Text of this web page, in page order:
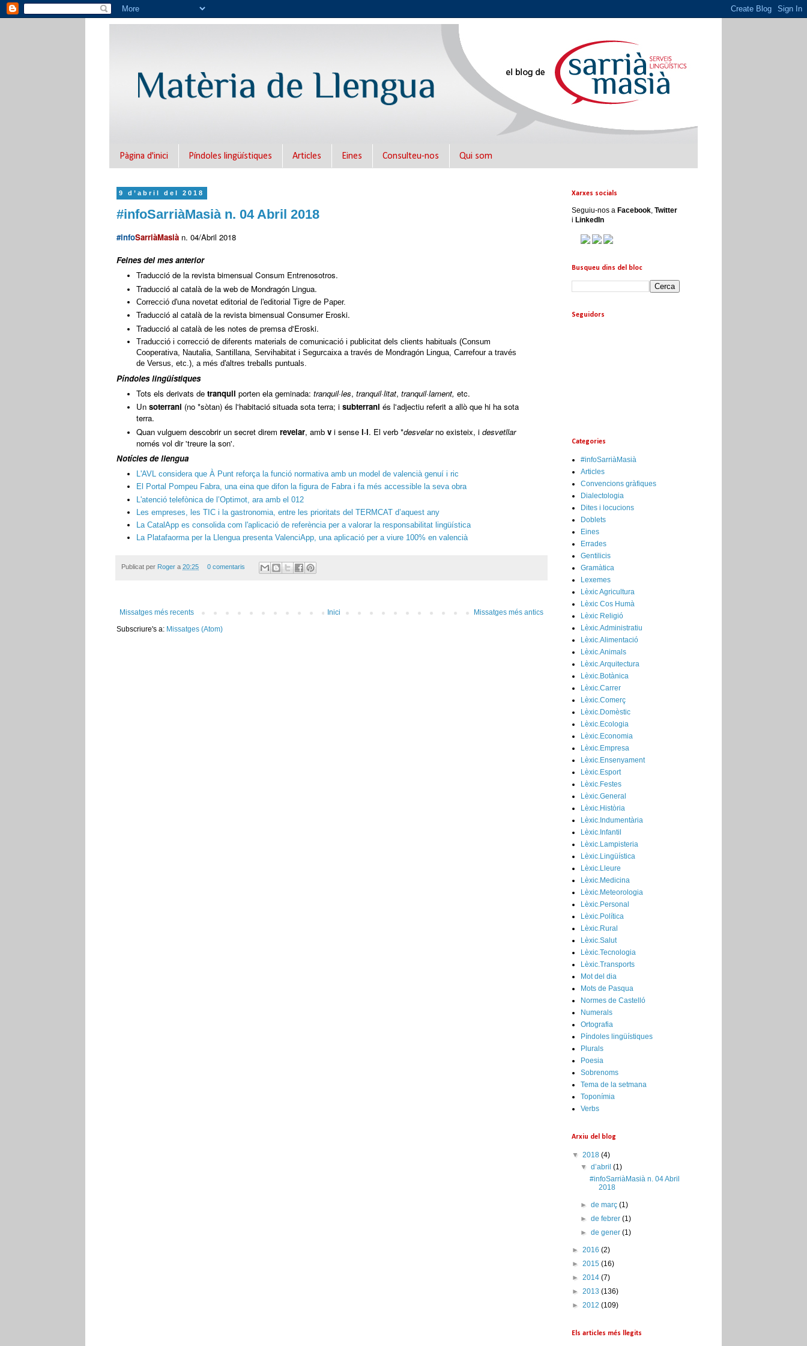
Pàgina d'inici Píndoles lingüístiques Articles Eines Consulteu-nos Qui som
9 d’abril del 2018
#infoSarriàMasià n. 04 Abril 2018
#infoSarriàMasià n. 04/Abril 2018
Feines del mes anterior
Traducció de la revista bimensual Consum Entrenosotros.
Traducció al català de la web de Mondragón Lingua.
Correcció d'una novetat editorial de l'editorial Tigre de Paper.
Traducció al català de la revista bimensual Consumer Eroski.
Traducció al català de les notes de premsa d'Eroski.
Traducció i correcció de diferents materials de comunicació i publicitat dels clients habituals (Consum
Cooperativa, Nautalia, Santillana, Servihabitat i Segurcaixa a través de Mondragón Lingua, Carrefour a través
de Versus, etc.), a més d'altres treballs puntuals.
Píndoles lingüístiques
Tots els derivats de tranquil porten ela geminada: tranquil·les, tranquil·litat, tranquil·lament, etc.
Un soterrani (no *sòtan) és l'habitació situada sota terra; i subterrani és l'adjectiu referit a allò que hi ha sota
terra.
Quan vulguem descobrir un secret direm revelar, amb v i sense l·l. El verb *desvelarno existeix, i desvetllar
només vol dir 'treure la son'.
Notícies de llengua
L'AVL considera que À Punt reforça la funció normativa amb un model de valencià genuí i ric
El Portal Pompeu Fabra, una eina que difon la figura de Fabra i fa més accessible la seva obra
L'atenció telefònica de l’Optimot, ara amb el 012
Les empreses, les TIC i la gastronomia, entre les prioritats del TERMCAT d’aquest any
La CatalApp es consolida com l'aplicació de referència per a valorar la responsabilitat lingüística
La Platafaorma per la Llengua presenta ValenciApp, una aplicació per a viure 100% en valencià
Publicat per Roger a 20:25 0 comentaris
Missatges més recents Missatges més antics
Inici
Subscriure's a: Missatges (Atom)
Xarxes socials
Seguiu-nos a Facebook, Twitter
i LinkedIn
Busqueu dins del bloc
Seguidors
Categories
#infoSarriàMasià
Articles
Convencions gràfiques
Dialectologia
Dites i locucions
Doblets
Eines
Errades
Gentilicis
Gramàtica
Lexemes
Lèxic Agricultura
Lèxic Cos Humà
Lèxic Religió
Lèxic.Administratiu
Lèxic.Alimentació
Lèxic.Animals
Lèxic.Arquitectura
Lèxic.Botànica
Lèxic.Carrer
Lèxic.Comerç
Lèxic.Domèstic
Lèxic.Ecologia
Lèxic.Economia
Lèxic.Empresa
Lèxic.Ensenyament
Lèxic.Esport
Lèxic.Festes
Lèxic.General
Lèxic.Història
Lèxic.Indumentària
Lèxic.Infantil
Lèxic.Lampisteria
Lèxic.Lingüística
Lèxic.Lleure
Lèxic.Medicina
Lèxic.Meteorologia
Lèxic.Personal
Lèxic.Política
Lèxic.Rural
Lèxic.Salut
Lèxic.Tecnologia
Lèxic.Transports
Mot del dia
Mots de Pasqua
Normes de Castelló
Numerals
Ortografia
Píndoles lingüístiques
Plurals
Poesia
Sobrenoms
Tema de la setmana
Toponímia
Verbs
Arxiu del blog
▼ 2018 (4)
▼d’abril(1)
#infoSarriàMasià n. 04 Abril
2018
►de març(1)
►de febrer(1)
►de gener(1)
► 2016 (2)
► 2015 (16)
► 2014 (7)
► 2013 (136)
► 2012 (109)
Els articles més llegits